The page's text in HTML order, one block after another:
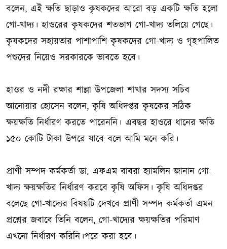
বলেন, এই ক্ষতি ছাড়াও কৃষকদের আরো বড় একটি ক্ষতি হলো
গো-খাদ্য। হাওরের কৃষকদের শতভাগ গো-খাদ্য তলিয়ে গেছে।
কৃষকদের সহায়তার পাশাপাশি কৃষকদের গো-খাদ্য ও গৃহপালিত
পশুদের নিয়েও সরকারকে ভাবতে হবে।
হাওর ও নদী রক্ষার শাল্লা উপজেলা শাখার সদস্য সচিব
আনোয়ার হোসেন বলেন, কৃষি অধিদপ্তর কৃষকের সঠিক
ক্ষয়ক্ষতি নির্ধারণ করতে পারেননি। এবছর হাওরে ধানের ক্ষতি
১৫০ কোটি টাকা উপরে যাবে বলে আমি মনে করি।
প্রাণী সম্পদ কর্মকর্তা ডা. এফএম বাবরা হ্যামলিন জানান গো-
খাদ্য ক্ষয়ক্ষতির নির্ধারণ করবে কৃষি অফিস। কৃষি অধিদপ্তর
বলেছে গো-খাদ্যের বিষয়টি দেখবে প্রাণী সম্পদ কর্মকর্তা এমন
প্রশ্নের জবাবে তিনি বলেন, গো-খাদ্যের ক্ষয়ক্ষতির পরিমাণ
এখনো নির্ধারণ করিনি।পরে করা হবে।